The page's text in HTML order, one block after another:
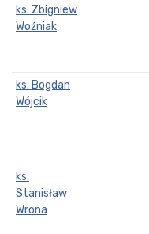
ks. Zbigniew
Woźniak
ks. Bogdan
Wójcik
ks.
Stanisław
Wrona